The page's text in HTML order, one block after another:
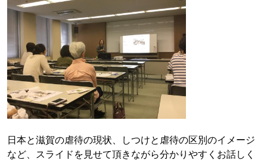
日本と滋賀の虐待の現状、しつけと虐待の区別のイメージ
など、スライドを見せて頂きながら分かりやすくお話しく